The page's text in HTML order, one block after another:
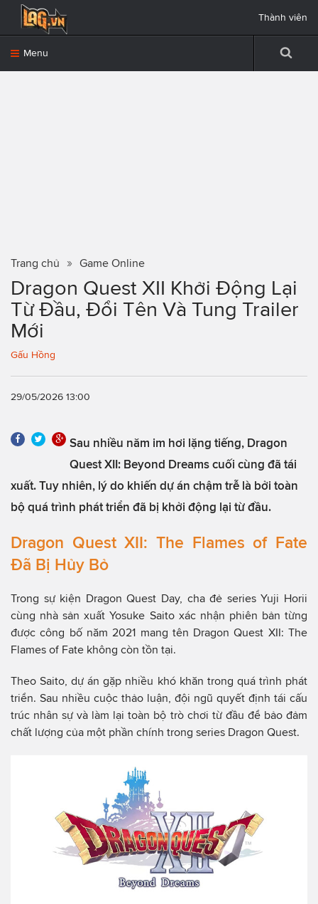
Menu
Thành viên
Trang chủ Game Online
Dragon Quest XII Khởi Động Lại
Từ Đầu, Đổi Tên Và Tung Trailer
Mới
Gấu Hồng
29/05/2026 13:00
Sau nhiều năm im hơi lặng tiếng, Dragon
Quest XII: Beyond Dreams cuối cùng đã tái
xuất. Tuy nhiên, lý do khiến dự án chậm trễ là bởi toàn
bộ quá trình phát triển đã bị khởi động lại từ đầu.
Dragon Quest XII: The Flames of Fate
Đã Bị Hủy Bỏ
Trong sự kiện Dragon Quest Day, cha đẻ series Yuji Horii
cùng nhà sản xuất Yosuke Saito xác nhận phiên bản từng
được công bố năm 2021 mang tên Dragon Quest XII: The
Flames of Fate không còn tồn tại.
Theo Saito, dự án gặp nhiều khó khăn trong quá trình phát
triển. Sau nhiều cuộc thảo luận, đội ngũ quyết định tái cấu
trúc nhân sự và làm lại toàn bộ trò chơi từ đầu để bảo đảm
chất lượng của một phần chính trong series Dragon Quest.